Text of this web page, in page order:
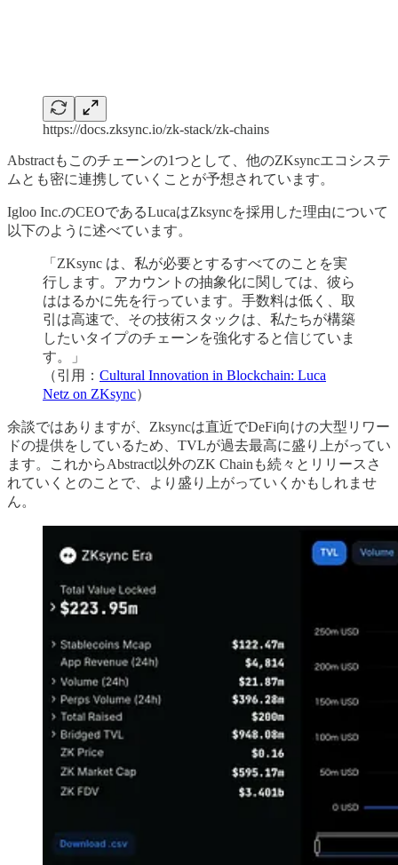
https://docs.zksync.io/zk-stack/zk-chains
Abstractもこのチェーンの1つとして、他のZKsyncエコシステ
ムとも密に連携していくことが予想されています。
Igloo Inc.のCEOであるLucaはZksyncを採用した理由について
以下のように述べています。
「ZKsync は、私が必要とするすべてのことを実
行します。アカウントの抽象化に関しては、彼ら
ははるかに先を行っています。手数料は低く、取
引は高速で、その技術スタックは、私たちが構築
したいタイプのチェーンを強化すると信じていま
す。」
（引用： Cultural Innovation in Blockchain: Luca
Netz on ZKsync）
余談ではありますが、Zksyncは直近でDeFi向けの大型リワー
ドの提供をしているため、TVLが過去最高に盛り上がってい
ます。これからAbstract以外のZK Chainも続々とリリースさ
れていくとのことで、より盛り上がっていくかもしれませ
ん。